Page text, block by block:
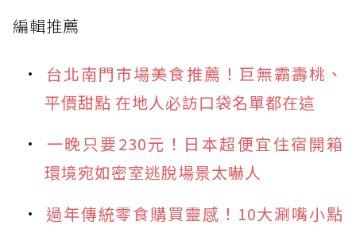
編輯推薦
台北南門市場美食推薦！巨無霸壽桃、
平價甜點 在地人必訪口袋名單都在這
一晚只要230元！日本超便宜住宿開箱
環境宛如密室逃脫場景太嚇人
過年傳統零食購買靈感！10大涮嘴小點